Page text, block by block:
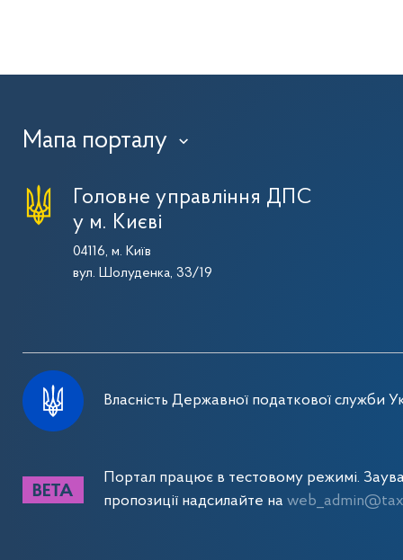
Мапа порталу ›
Головне управління ДПС
у м. Києві
04116, м. Київ
вул. Шолуденка, 33/19
Власність Державної податкової служби
Портал працює в тестовому режимі.
пропозиції надсилайте на